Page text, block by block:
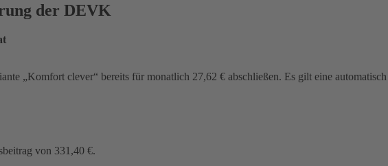
der DEVK
„Komfort clever“ bereits für monatlich 27,62 € abschließen. Es gilt eine
von 331,40 €.